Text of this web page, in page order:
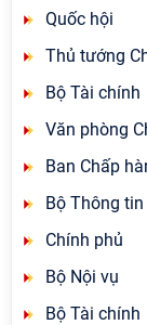
Quốc hội
Thủ tướng
Bộ Tài chính
Văn phòng
Ban Chấp
Bộ Thông
Chính phủ
Bộ Nội vụ
Bộ Tài chính